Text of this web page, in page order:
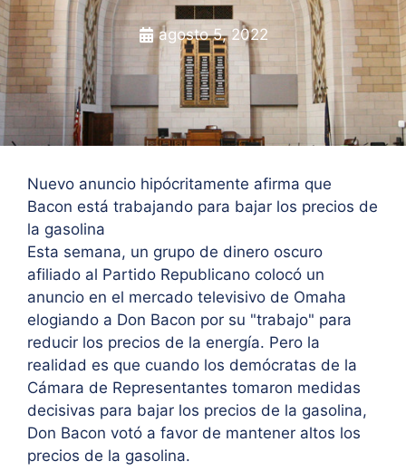
agosto 5, 2022
Nuevo anuncio hipócritamente afirma que
Bacon está trabajando para bajar los precios de
la gasolina
Esta semana, un grupo de dinero oscuro
afiliado al Partido Republicano colocó un
anuncio en el mercado televisivo de Omaha
elogiando a Don Bacon por su "trabajo" para
reducir los precios de la energía. Pero la
realidad es que cuando los demócratas de la
Cámara de Representantes tomaron medidas
decisivas para bajar los precios de la gasolina,
Don Bacon votó a favor de mantener altos los
precios de la gasolina.